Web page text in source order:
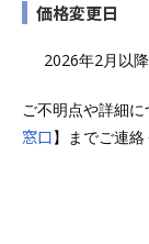
価格変更日
2026年2月以
ご不明点や詳細
窓口】までご連絡